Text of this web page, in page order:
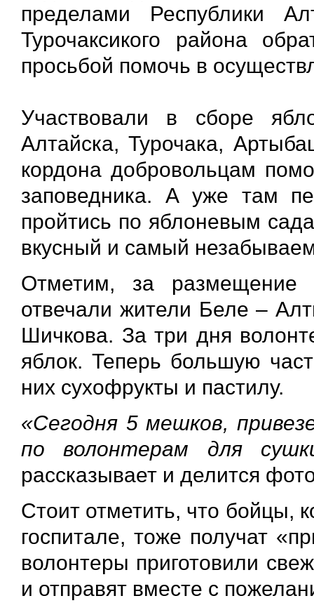
пределами Республики
Турочаксикого района
просьбой помочь в
Участвовали в сборе
Алтайска, Турочака,
кордона добровольцам
заповедника. А уже там
пройтись по яблоневым
вкусный и самый
Отметим, за размещение
отвечали жители Беле –
Шичкова. За три дня
яблок. Теперь большую
них сухофрукты и пастилу.
«Сегодня 5 мешков,
по волонтерам для
рассказывает и делится
Стоит отметить, что бойцы,
госпитале, тоже получат
волонтеры приготовили
и отправят вместе с